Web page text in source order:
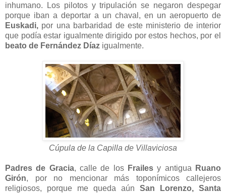
inhumano. Los pilotos y tripulación se negaron despegar
porque iban a deportar a un chaval, en un aeropuerto de
Euskadi, por una barbaridad de este ministerio de interior
que podía estar igualmente dirigido por estos hechos, por el
beato de Fernández Díaz igualmente.
Cúpula de la Capilla de Villaviciosa
Padres de Gracia, calle de los Frailes y antigua
Ruano
Girón, por no mencionar más toponímicos callejeros
religiosos, porque me queda aún San Lorenzo, Santa